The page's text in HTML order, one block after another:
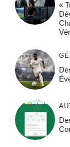
«